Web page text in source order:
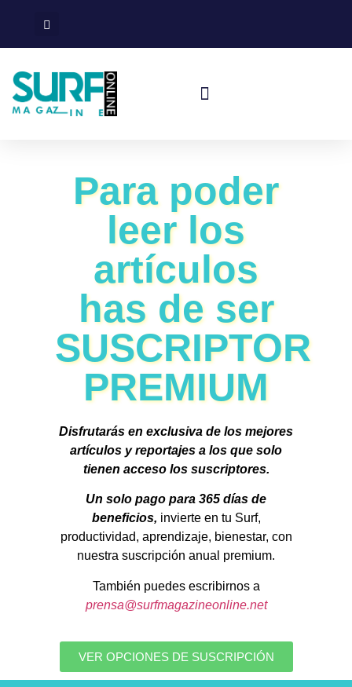
Para poder
leer los
artículos
has de ser
SUSCRIPTOR
PREMIUM
Disfrutarás en exclusiva de los mejores
artículos y reportajes a los que solo
tienen acceso los suscriptores.
Un solo pago para 365 días de
beneficios, invierte en tu Surf,
productividad, aprendizaje, bienestar, con
nuestra suscripción anual premium.
También puedes escribirnos a
prensa@surfmagazineonline.net
VER OPCIONES DE SUSCRIPCIÓN